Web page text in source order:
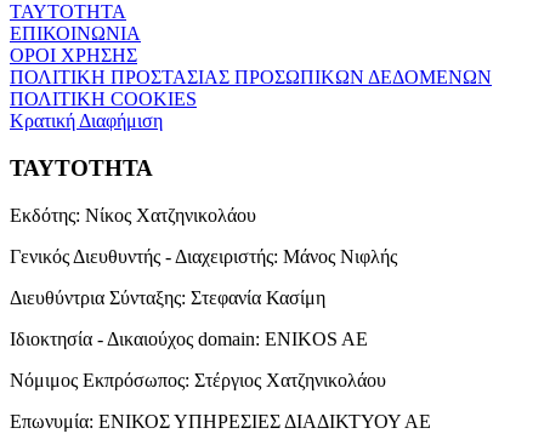
ΤΑΥΤΟΤΗΤΑ
ΕΠΙΚΟΙΝΩΝΙΑ
ΟΡΟΙ ΧΡΗΣΗΣ
ΠΟΛΙΤΙΚΗ ΠΡΟΣΤΑΣΙΑΣ ΠΡΟΣΩΠΙΚΩΝ ΔΕΔΟΜΕΝΩΝ
ΠΟΛΙΤΙΚΗ COOKIES
Κρατική Διαφήμιση
ΤΑΥΤΟΤΗΤΑ
Εκδότης: Νίκος Χατζηνικολάου
Γενικός Διευθυντής - Διαχειριστής: Μάνος Νιφλής
Διευθύντρια Σύνταξης: Στεφανία Κασίμη
Ιδιοκτησία - Δικαιούχος domain: ENIKOS AE
Νόμιμος Εκπρόσωπος: Στέργιος Χατζηνικολάου
Επωνυμία: ΕΝΙΚΟΣ ΥΠΗΡΕΣΙΕΣ ΔΙΑΔΙΚΤΥΟΥ ΑΕ